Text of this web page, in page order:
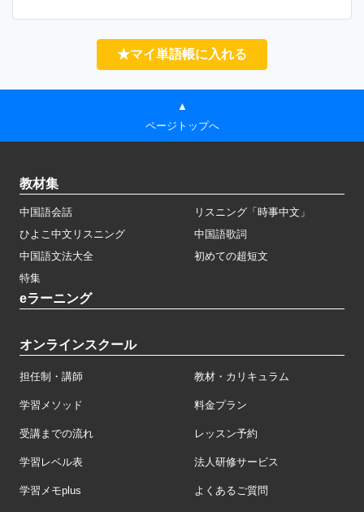
★マイ単語帳に入れる
▲
ページトップへ
教材集
中国語会話
リスニング「時事中文」
ひよこ中文リスニング
中国語歌詞
中国語文法大全
初めての超短文
特集
eラーニング
オンラインスクール
担任制・講師 教材・カリキュラム
学習メソッド 料金プラン
受講までの流れ レッスン予約
学習レベル表 法人研修サービス
学習メモplus よくあるご質問